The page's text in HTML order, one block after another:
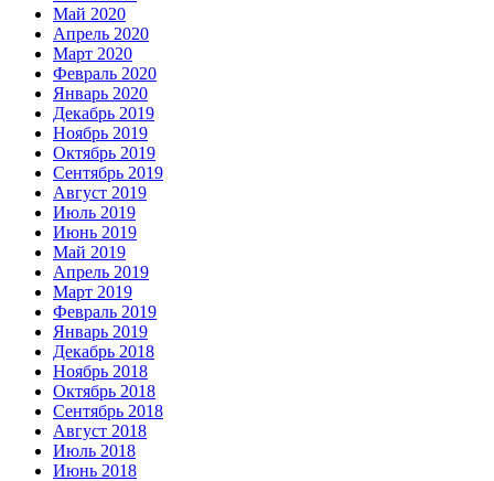
Май 2020
Апрель 2020
Март 2020
Февраль 2020
Январь 2020
Декабрь 2019
Ноябрь 2019
Октябрь 2019
Сентябрь 2019
Август 2019
Июль 2019
Июнь 2019
Май 2019
Апрель 2019
Март 2019
Февраль 2019
Январь 2019
Декабрь 2018
Ноябрь 2018
Октябрь 2018
Сентябрь 2018
Август 2018
Июль 2018
Июнь 2018